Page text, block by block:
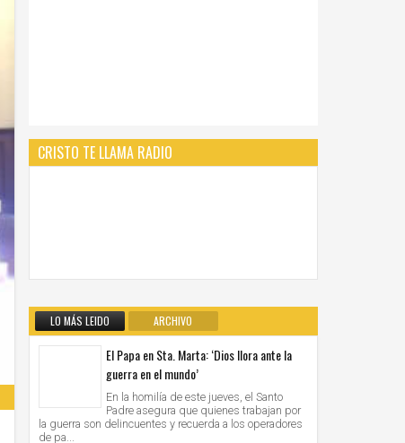
CRISTO TE LLAMA RADIO
LO MÁS LEIDO ARCHIVO
El Papa en Sta. Marta: ‘Dios llora ante la
guerra en el mundo’
En la homilía de este jueves, el Santo
Padre asegura que quienes trabajan por
la guerra son delincuentes y recuerda a los operadores
de pa...